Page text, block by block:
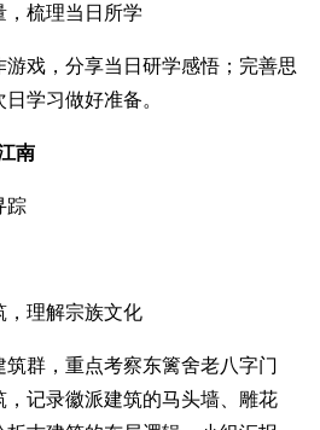
，梳理当日所学
戏，分享当日研学感悟；完善思
学习做好准备。
南
踪
，理解宗族文化
群，重点考察东篱舍老八字门
记录徽派建筑的马头墙、雕花